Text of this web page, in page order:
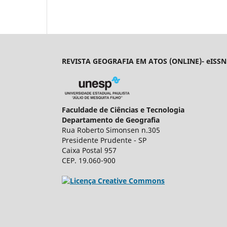
REVISTA GEOGRAFIA EM ATOS (ONLINE)-
Faculdade de Ciências e Tecnologia
Departamento de Geografia
Rua Roberto Simonsen n.305
Presidente Prudente - SP
Caixa Postal 957
CEP. 19.060-900